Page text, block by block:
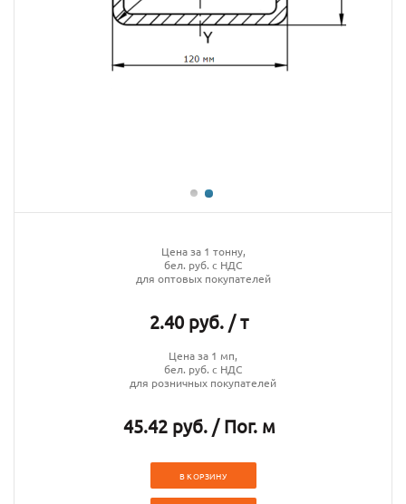
Цена за 1 тонну,
бел. руб. с НДС
для оптовых покупателей
2.40 руб. / т
Цена за 1 мп,
бел. руб. с НДС
для розничных покупателей
45.42 руб. / Пог. м
В КОРЗИНУ